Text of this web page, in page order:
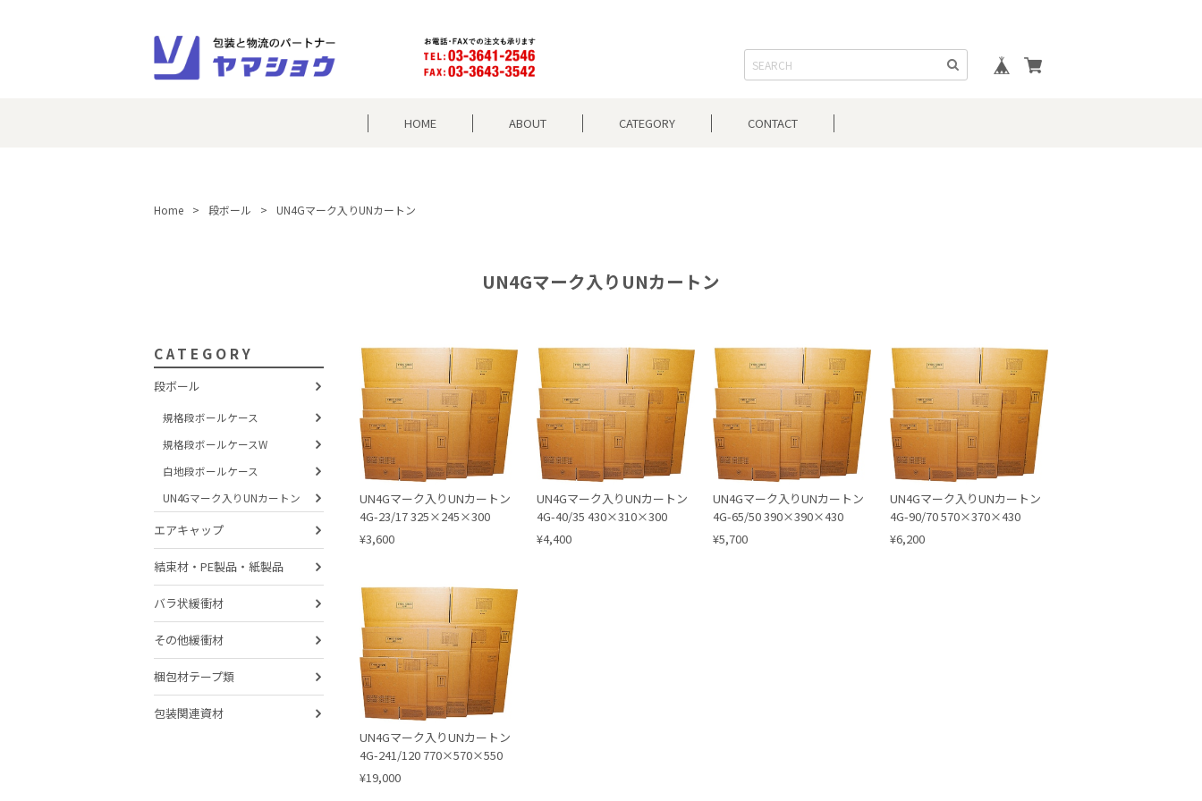
HOME ABOUT CATEGORY CONTACT
Home 段ボール UN4Gマーク入りUNカートン
UN4Gマーク入りUNカートン
CATEGORY
段ボール
規格段ボールケース
規格段ボールケースW
白地段ボールケース
UN4Gマーク入りUNカートン
エアキャップ
結束材・PE製品・紙製品
バラ状緩衝材
その他緩衝材
梱包材テープ類
包装関連資材
UN4Gマーク入りUNカートン
4G-23/17 325×245×300
¥3,600
UN4Gマーク入りUNカートン
4G-40/35 430×310×300
¥4,400
UN4Gマーク入りUNカートン
4G-65/50 390×390×430
¥5,700
UN4Gマーク入りUNカートン
4G-90/70 570×370×430
¥6,200
UN4Gマーク入りUNカートン
4G-241/120 770×570×550
¥19,000